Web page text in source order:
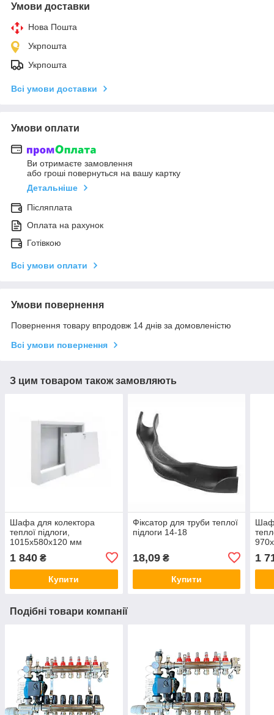
Умови доставки
Нова Пошта
Укрпошта
Укрпошта
Всі умови доставки
Умови оплати
Ви отримаєте замовлення
або гроші повернуться на вашу картку
Детальніше
Післяплата
Оплата на рахунок
Готівкою
Всі умови оплати
Умови повернення
Повернення товару впродовж 14 днів за домовленістю
Всі умови повернення
З цим товаром також замовляють
Шафа для колектора
теплої підлоги,
1015х580х120 мм
1 840 ₴
Купити
Фіксатор для труби теплої
підлоги 14-18
18,09₴
Купити
1
Подібні товари компанії